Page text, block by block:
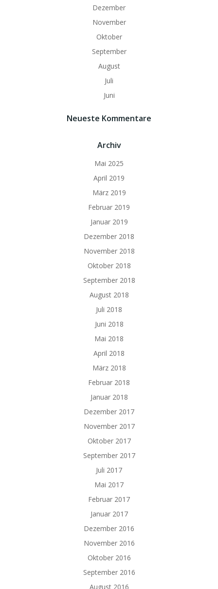
Dezember
November
Oktober
September
August
Juli
Juni
Neueste Kommentare
Archiv
Mai 2025
April 2019
März 2019
Februar 2019
Januar 2019
Dezember 2018
November 2018
Oktober 2018
September 2018
August 2018
Juli 2018
Juni 2018
Mai 2018
April 2018
März 2018
Februar 2018
Januar 2018
Dezember 2017
November 2017
Oktober 2017
September 2017
Juli 2017
Mai 2017
Februar 2017
Januar 2017
Dezember 2016
November 2016
Oktober 2016
September 2016
August 2016